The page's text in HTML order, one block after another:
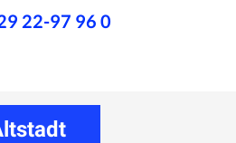
22-97 96 0